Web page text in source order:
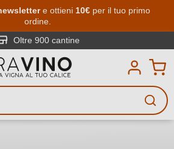
Passa al contenuto principale
e ottieni 10€per il tuo primo
ordine.
Oltre 900 cantine
3 caratteri
nome del vino,
regione, cantina o altri